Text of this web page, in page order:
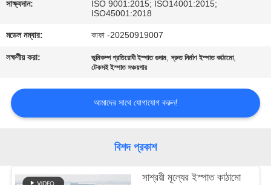
গুণমান
আমাদের
সাথে
যোগাযোগ
খবর
সাক্ষ্যদান:
ISO 9001:2015; ISO14001:2015;
ISO45001:2018
মডেল নম্বার: কাফা -20250919007
লক্ষণীয় করা: ভূমিকম্প প্রতিরোধী ইস্পাত গুদাম,দ্রুত নির্মাণ ইস্পাত কাঠামো,
টেকসই ইস্পাত সঞ্চয়গার
আমাদের সাথে যোগাযোগ করুন!
বিশদ প্রকাশ
সাশ্রয়ী মূল্যের ইস্পাত কাঠামো